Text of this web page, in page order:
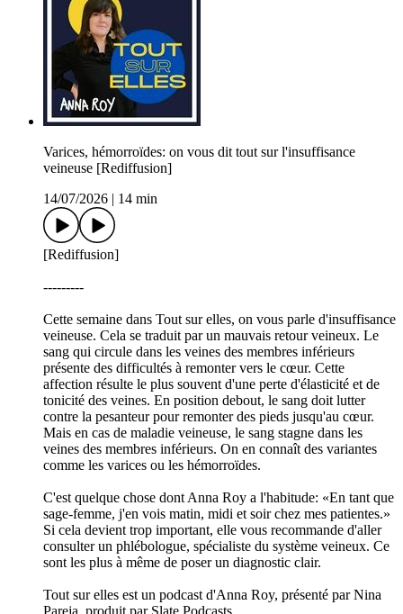
Varices, hémorroïdes: on vous dit tout sur l'insuffisance
veineuse [Rediffusion]
14/07/2026
14 min
[Rediffusion]
---------
Cette semaine dans Tout sur elles, on vous parle d'insuffisance
veineuse. Cela se traduit par un mauvais retour veineux. Le
sang qui circule dans les veines des membres inférieurs
présente des difficultés à remonter vers le cœur. Cette
affection résulte le plus souvent d'une perte d'élasticité et de
tonicité des veines. En position debout, le sang doit lutter
contre la pesanteur pour remonter des pieds jusqu'au cœur.
Mais en cas de maladie veineuse, le sang stagne dans les
veines des membres inférieurs. On en connaît des variantes
comme les varices ou les hémorroïdes.
C'est quelque chose dont Anna Roy a l'habitude: «En tant que
sage-femme, j'en vois matin, midi et soir chez mes patientes.»
Si cela devient trop important, elle vous recommande d'aller
consulter un phlébologue, spécialiste du système veineux. Ce
sont les plus à même de poser un diagnostic clair.
Tout sur elles est un podcast d'Anna Roy, présenté par Nina